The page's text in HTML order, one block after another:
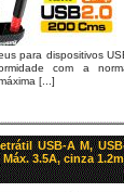
para dispositivos
com a
[...]
USB-A M,
3.5A, cinza 1.2m